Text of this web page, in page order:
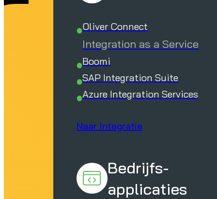
Oliver Connect
Integration as a Service
Boomi
SAP Integration Suite
Azure Integration Services
Naar Integratie
Bedrijfs-
applicaties